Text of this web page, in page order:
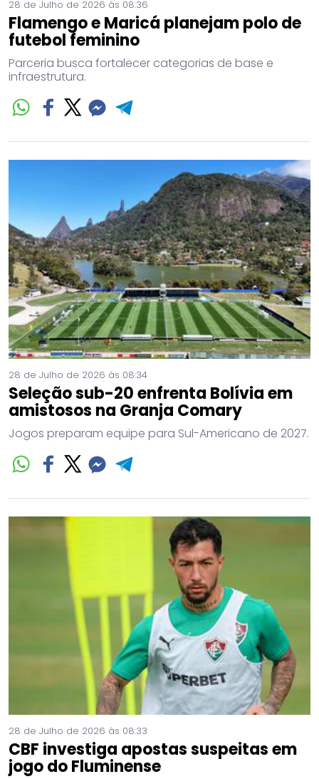
28 de Julho de 2026 às 08:36
Flamengo e Maricá planejam polo de
futebol feminino
Parceria busca fortalecer categorias de base e
infraestrutura.
28 de Julho de 2026 às 08:34
Seleção sub-20 enfrenta Bolívia em
amistosos na Granja Comary
Jogos preparam equipe para Sul-Americano de 2027.
28 de Julho de 2026 às 08:33
CBF investiga apostas suspeitas em
jogo do Fluminense